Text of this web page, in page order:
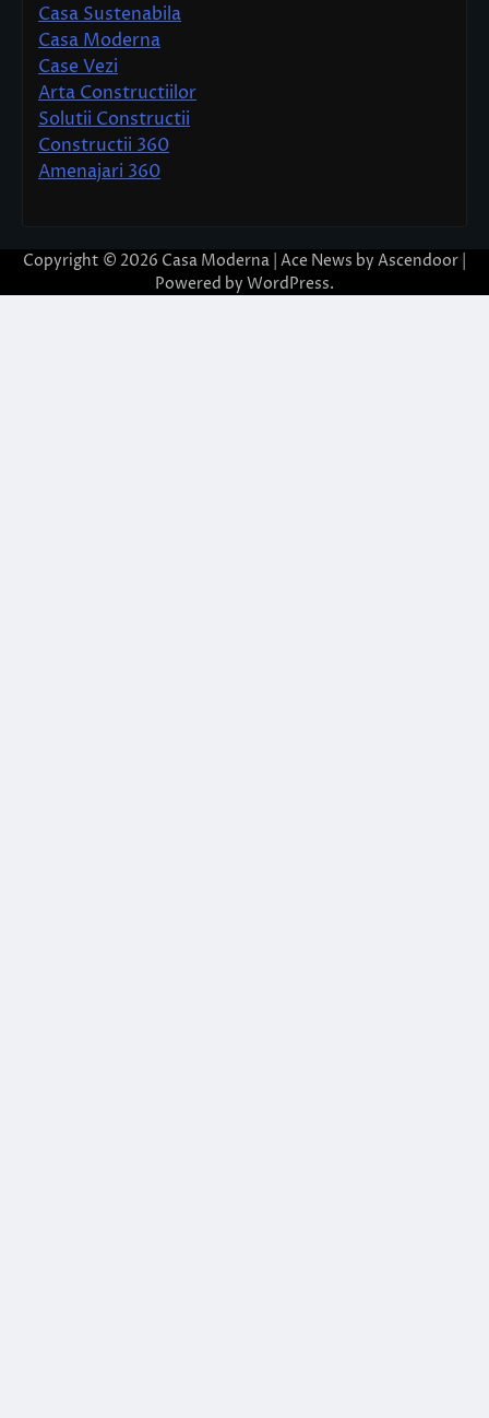
Casa Sustenabila
Casa Moderna
Case Vezi
Arta Constructiilor
Solutii Constructii
Constructii 360
Amenajari 360
Copyright © 2026 Casa Moderna | Ace News by Ascendoor
Powered by WordPress.